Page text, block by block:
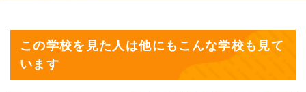
この学校を見た人は他にもこんな学校も見て
います